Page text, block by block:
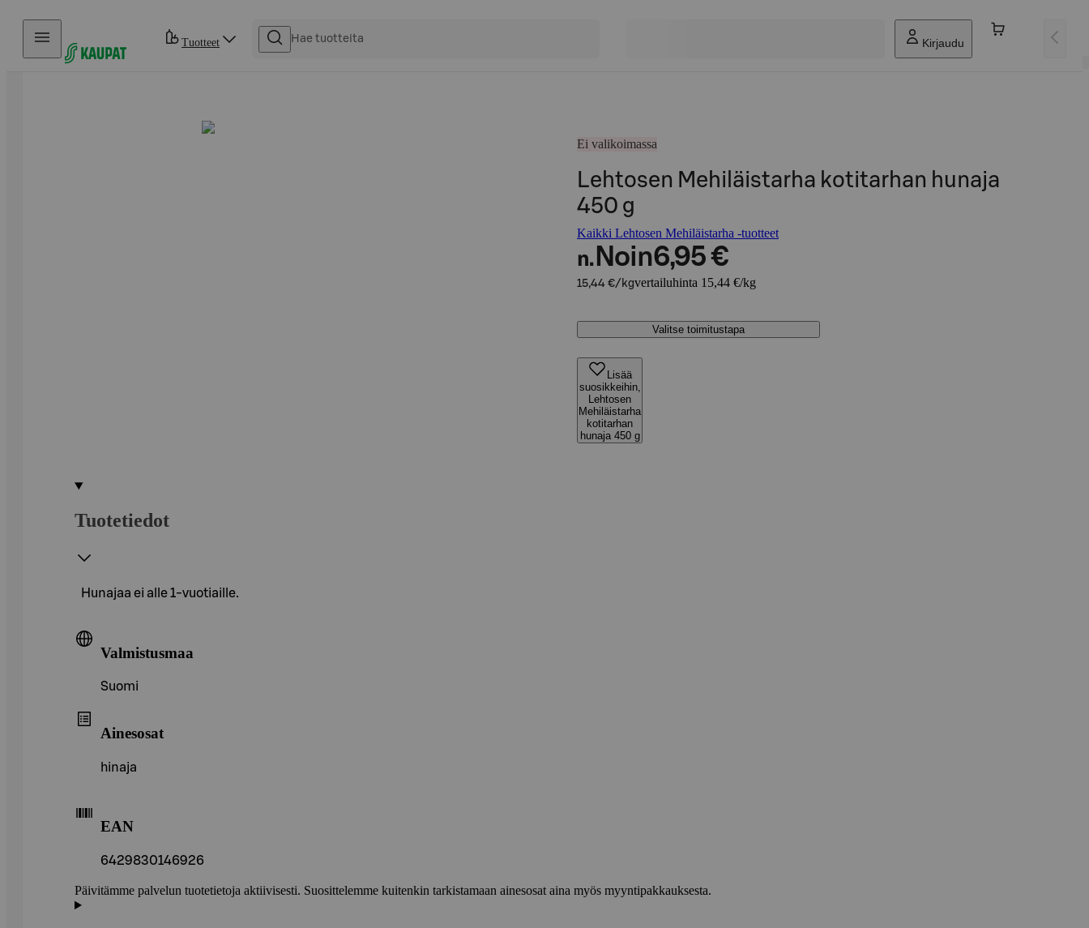
Hyppää sisältöön
Tuotteet Kirjaudu
Ei valikoimassa
Lehtosen Mehiläistarha kotitarhan hunaja
450 g
Kaikki Lehtosen Mehiläistarha -tuotteet
n. Noin6,95 €
15,44 €/kgvertailuhinta 15,44 €/kg
Valitse toimitustapa
Lisää
suosikkeihin,
Lehtosen
Mehiläistarha
kotitarhan
hunaja 450 g
Tuotetiedot
Hunajaa ei alle 1-vuotiaille.
Valmistusmaa
Suomi
Ainesosat
hinaja
EAN
6429830146926
Päivitämme palvelun tuotetietoja aktiivisesti. Suosittelemme kuitenkin tarkistamaan ainesosat aina myös myyntipakkauksesta.